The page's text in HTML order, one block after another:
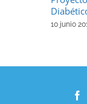
10 junio